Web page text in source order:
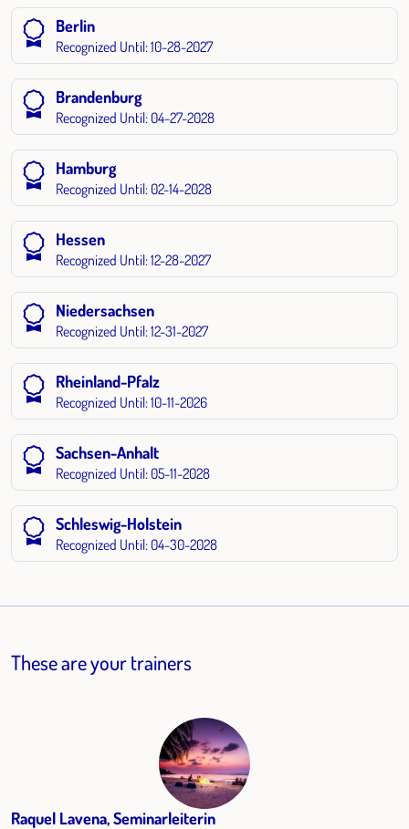
Berlin
Recognized Until: 10-28-2027
Brandenburg
Recognized Until: 04-27-2028
Hamburg
Recognized Until: 02-14-2028
Hessen
Recognized Until: 12-28-2027
Niedersachsen
Recognized Until: 12-31-2027
Rheinland-Pfalz
Recognized Until: 10-11-2026
Sachsen-Anhalt
Recognized Until: 05-11-2028
Schleswig-Holstein
Recognized Until: 04-30-2028
These are your trainers
Raquel Lavena, Seminarleiterin